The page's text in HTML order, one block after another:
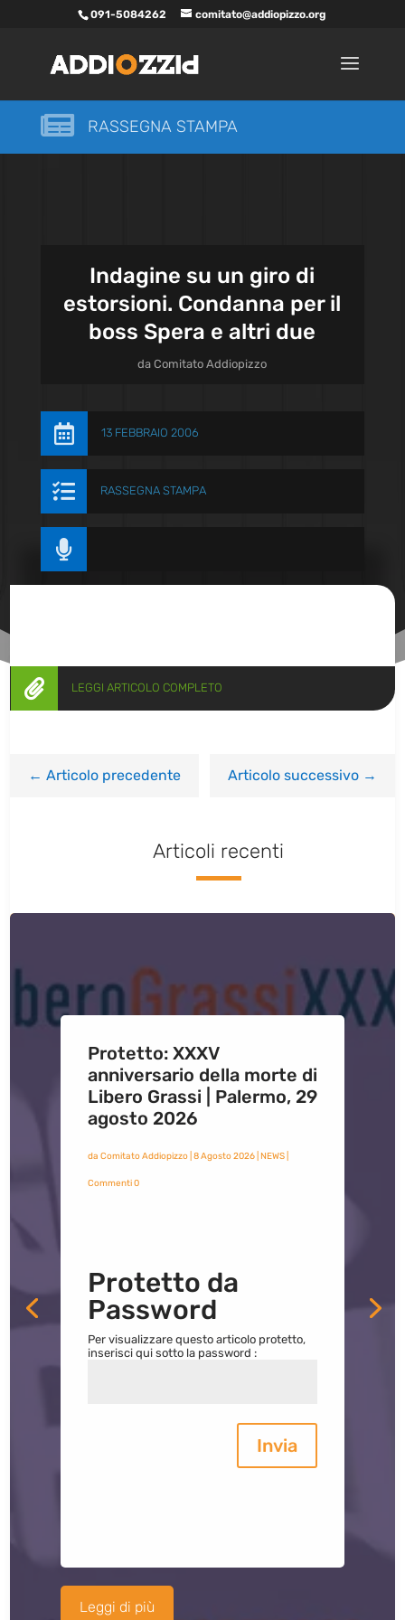
091-5084262 comitato@addiopizzo.org
 RASSEGNA STAMPA
Indagine su un giro di
estorsioni. Condanna per il
boss Spera e altri due
daComitato Addiopizzo
 13 FEBBRAIO 2006
 RASSEGNA STAMPA

 LEGGI ARTICOLO COMPLETO
←Articolo precedente Articolo successivo→
Articoli recenti
Protetto: XXXV
anniversario della morte di
Libero Grassi | Palermo, 29
agosto 2026
da Comitato Addiopizzo| 8 Agosto 2026| NEWS|
Commenti 0
Protetto da
Password
Per visualizzare questo articolo protetto,
inserisci qui sotto la password :
Invia
Leggi di più